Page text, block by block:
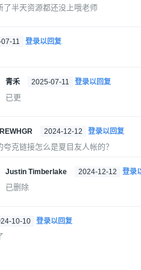
了半天资源都还没上哦老师
11 登录以回复
青禾 2025-07-11 登录以回复
已更
2024-12-12 登录以回复
夸克链接怎么是夏目友人帐的？
Justin Timberlake 2024-12-12 登录
已删除
10-10 登录以回复